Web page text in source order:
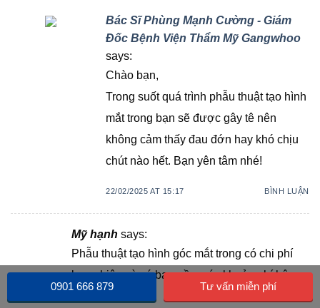
Bác Sĩ Phùng Mạnh Cường - Giám
Đốc Bệnh Viện Thẩm Mỹ Gangwhoo
says:
Chào bạn,
Trong suốt quá trình phẫu thuật tạo hình
mắt trong bạn sẽ được gây tê nên
không cảm thấy đau đớn hay khó chịu
chút nào hết. Bạn yên tâm nhé!
22/02/2025 AT 15:17 BÌNH LUẬN
Mỹ hạnh says:
Phẫu thuật tạo hình góc mắt trong có chi phí
bao nhiêu và có bao gồm các khoản phí hậu
0901 666 879 Tư vấn miễn phí